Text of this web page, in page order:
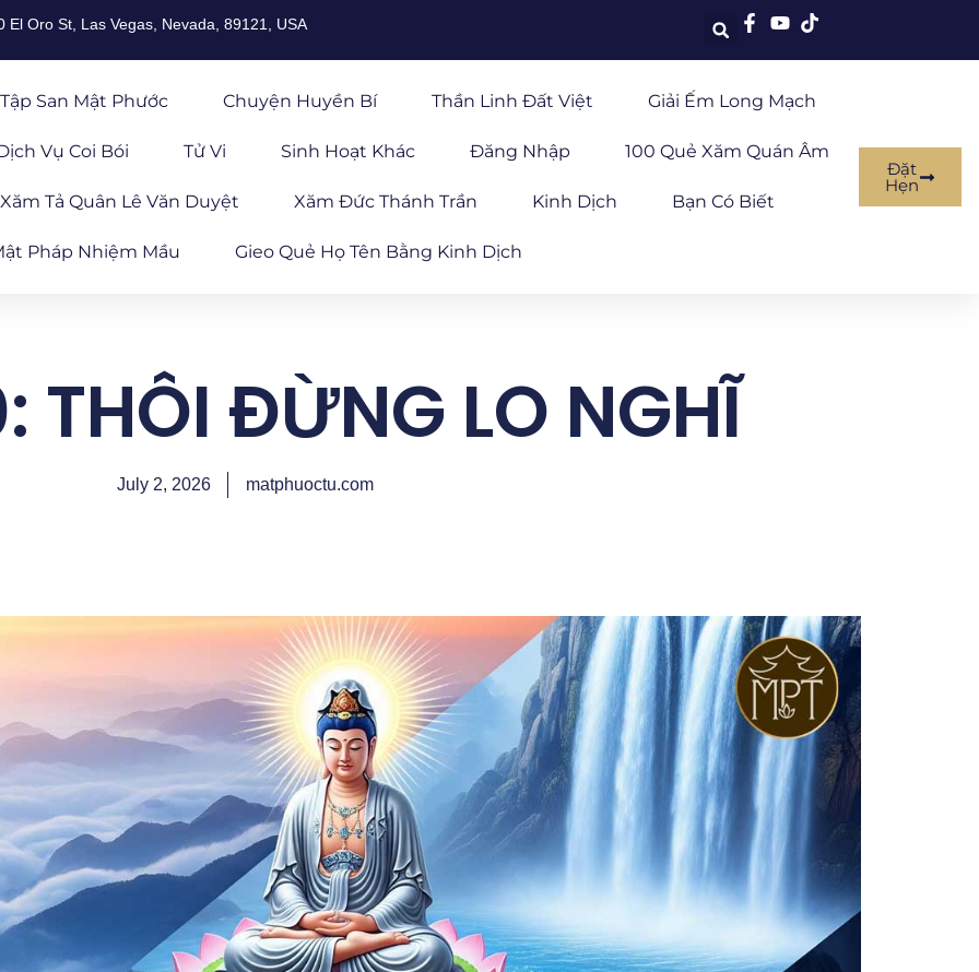
El Oro St, Las Vegas, Nevada, 89121, USA
Tập San Mật Phước Chuyện Huyền Bí Thần Linh Đất Việt Giải Ếm Long Mạch
Vụ Coi Bói Tử Vi Sinh Hoạt Khác Đăng Nhập 100 Quẻ Xăm Quán Âm
Xăm Tả Quân Lê Văn Duyệt Xăm Đức Thánh Trần Kinh Dịch Bạn Có Biết
Pháp Nhiệm Mầu Gieo Quẻ Họ Tên Bằng Kinh Dịch
Đặt
Hẹn
THÔI ĐỪNG LO NGHĨ
July 2, 2026 matphuoctu.com